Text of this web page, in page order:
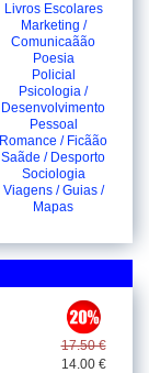
Livros Escolares
Marketing /
Comunicaãão
Poesia
Policial
Psicologia /
Desenvolvimento
Pessoal
Romance / Ficãão
Saãde / Desporto
Sociologia
Viagens / Guias /
Mapas
17.50 €
14.00 €